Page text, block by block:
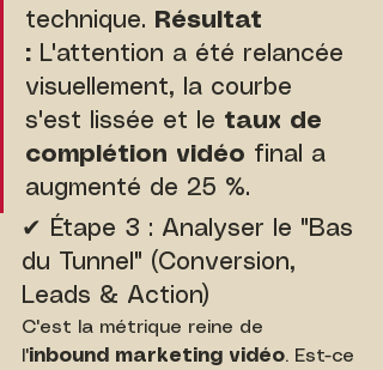
technique.
Résultat
: L'attention a été relancée
visuellement, la courbe
s'est lissée et le taux de
complétion vidéo final a
augmenté de 25 %.
✔ Étape 3 : Analyser le "Bas
du Tunnel" (Conversion,
Leads & Action)
C'est la métrique reine de
l'inbound marketing vidéo. Est-ce